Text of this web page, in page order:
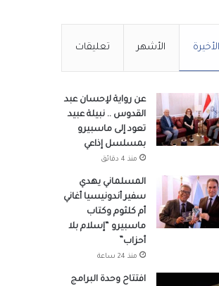
الأخيرة الأشهر تعليقات
عن رواية لإحسان عبد
القدوس .. نبيلة عبيد
تعود إلى ماسبيرو
بمسلسل إذاعي
منذ 4 دقائق
المسلماني يهدي
سفير أندونيسيا أغاني
أم كلثوم وكتاب
ماسبيرو “إسلام بلا
أحزاب”
منذ 24 ساعة
افتتاح وحدة البرامج